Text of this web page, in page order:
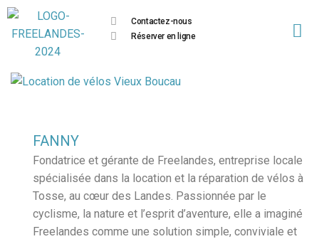
Contactez-nous
Réserver en ligne
FANNY
Fondatrice et gérante de Freelandes, entreprise locale
spécialisée dans la location et la réparation de vélos à
Tosse, au cœur des Landes. Passionnée par le
cyclisme, la nature et l’esprit d’aventure, elle a imaginé
Freelandes comme une solution simple, conviviale et